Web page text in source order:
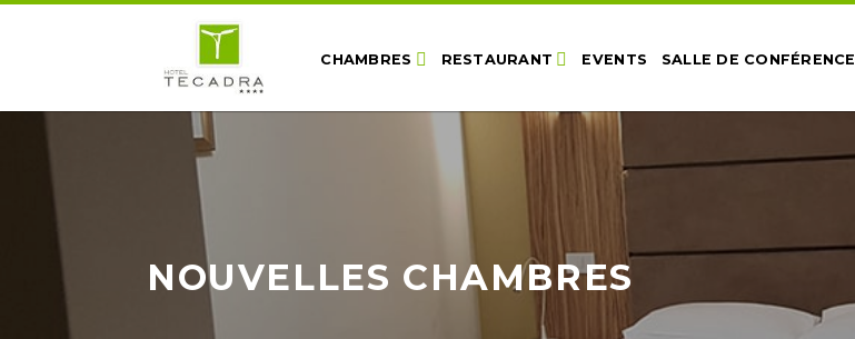
CHAMBRES RESTAURANT EVENTS SALLE DE CONFÉRENCE
NOUVELLES CHAMBRES